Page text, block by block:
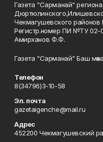
Газета "Сарманай"
Чекмагушевского районов
Регистр.номер ПИ №ТУ 02-
Амирханов Ф.Ф.
Газета "Сарманай" Баш
Телефон
8(34796)3-10-58
Эл. почта
gazetaigenche@mail.ru
Адрес
452200 Чекмагушевский